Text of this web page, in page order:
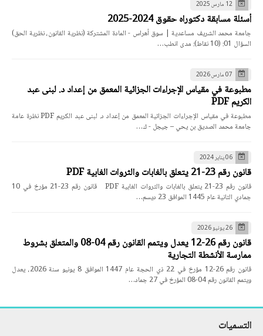
12 مارس 2025
أسئلة مسابقة دكتوراه حقوق 2024-2025
جامعة محمد الشريف مساعدية | سوق أهراس - المادة المشتركة (نظرية القانون، نظرية الحق)
السؤال 01: (10 نقاط): مدى انطب…
07 مارس 2026
مطبوعة في مقياس الإجراءات الجزائية المعمق من إعداد د. لبنى عبد
الكريم PDF
مطبوعة في مقياس الإجراءات الجزائية المعمق من إعداد د. لبنى عبد الكريم PDF نظرة عامة
جامعة محمد الصديق بن يحي – جيجل - ك…
06 يناير 2024
قانون رقم 23-21 يتعلق بالغابات والثروات الغابية PDF
قانون رقم 23-21 يتعلق بالغابات والثروات الغابية PDF قانون رقم 23-21 مؤرخ في 10
جمادي الثانية عام 1445 الموافق 23 ديسم…
26 يونيو 2026
قانون رقم 26-12 يعدل ويتمم القانون رقم 04-08 والمتعلق بشروط
ممارسة الأنشطة التجارية
قانون رقم 26-12 مؤرخ في 22 ذي الحجة عام 1447 الموافق 8 يونيو سنة 2026، يعدل
ويتمم القانون رقم 04-08 المؤرخ في 27 جماد…
التسميات